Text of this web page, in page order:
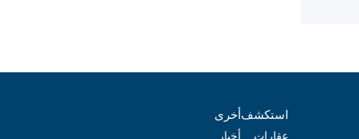
استكشف
عقارات
أخرى
أخبار